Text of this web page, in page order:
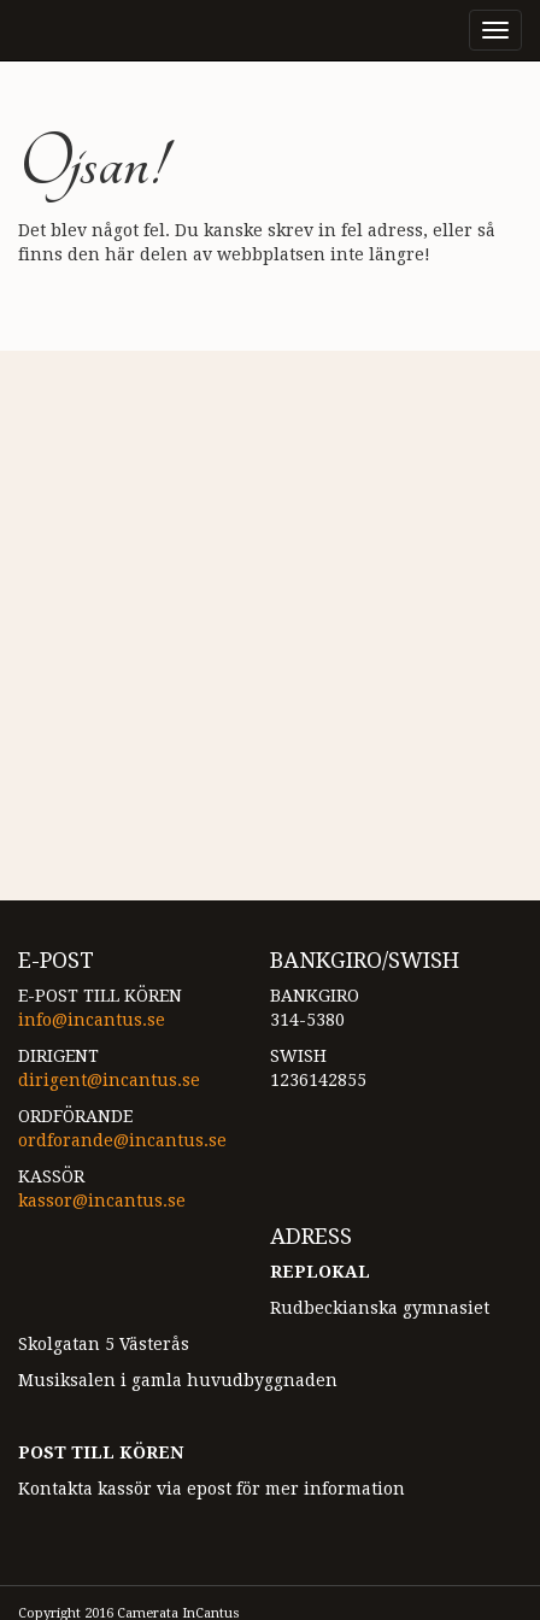
Ojsan!
Det blev något fel. Du kanske skrev in fel adress, eller så
finns den här delen av webbplatsen inte längre!
E-POST
E-POST TILL KÖREN
info@incantus.se
DIRIGENT
dirigent@incantus.se
ORDFÖRANDE
ordforande@incantus.se
KASSÖR
kassor@incantus.se
BANKGIRO/SWISH
BANKGIRO
314-5380
SWISH
1236142855
ADRESS
REPLOKAL
Rudbeckianska gymnasiet
Skolgatan 5 Västerås
Musiksalen i gamla huvudbyggnaden
POST TILL KÖREN
Kontakta kassör via epost för mer information
Copyright 2016 Camerata InCantus